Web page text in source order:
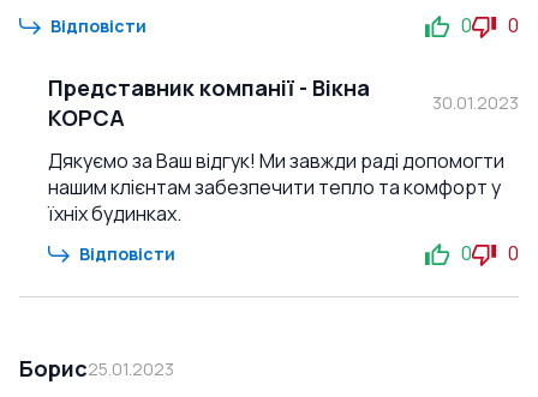
Відповісти 0 0
Представник компанії - Вікна
КОРСА
30.01.2023
Дякуємо за Ваш відгук! Ми завжди раді допомогти
нашим клієнтам забезпечити тепло та комфорт у
їхніх будинках.
Відповісти 0 0
Борис25.01.2023